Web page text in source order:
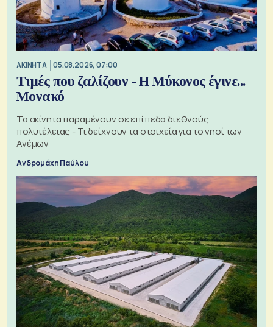
ΑΚΙΝΗΤΑ 05.08.2026, 07:00
Τιμές που ζαλίζουν - Η Μύκονος έγινε...
Μονακό
Τα ακίνητα παραμένουν σε επίπεδα διεθνούς
πολυτέλειας - Τι δείχνουν τα στοιχεία για το νησί των
Ανέμων
Ανδρομάχη Παύλου